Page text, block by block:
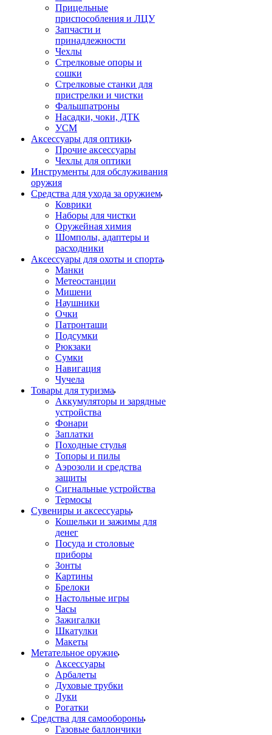
Прицельные
приспособления и ЛЦУ
Запчасти и
принадлежности
Чехлы
Стрелковые опоры и
сошки
Стрелковые станки для
пристрелки и чистки
Фальшпатроны
Насадки, чоки, ДТК
УСМ
Аксессуары для оптики
Прочие аксессуары
Чехлы для оптики
Инструменты для обслуживания
оружия
Средства для ухода за оружием
Коврики
Наборы для чистки
Оружейная химия
Шомполы, адаптеры и
расходники
Аксессуары для охоты и спорта
Манки
Метеостанции
Мишени
Наушники
Очки
Патронташи
Подсумки
Рюкзаки
Сумки
Навигация
Чучела
Товары для туризма
Аккумуляторы и зарядные
устройства
Фонари
Заплатки
Походные стулья
Топоры и пилы
Аэрозоли и средства
защиты
Сигнальные устройства
Термосы
Сувениры и аксессуары
Кошельки и зажимы для
денег
Посуда и столовые
приборы
Зонты
Картины
Брелоки
Настольные игры
Часы
Зажигалки
Шкатулки
Макеты
Метательное оружие
Аксессуары
Арбалеты
Духовые трубки
Луки
Рогатки
Средства для самообороны
Газовые баллончики